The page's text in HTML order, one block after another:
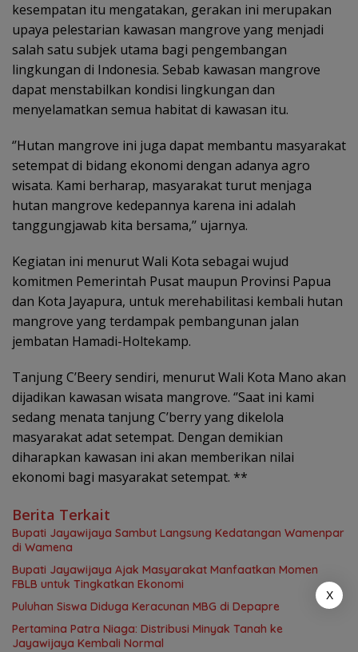
kesempatan itu mengatakan, gerakan ini merupakan
upaya pelestarian kawasan mangrove yang menjadi
salah satu subjek utama bagi pengembangan
lingkungan di Indonesia. Sebab kawasan mangrove
dapat menstabilkan kondisi lingkungan dan
menyelamatkan semua habitat di kawasan itu.
‘’Hutan mangrove ini juga dapat membantu masyarakat
setempat di bidang ekonomi dengan adanya agro
wisata. Kami berharap, masyarakat turut menjaga
hutan mangrove kedepannya karena ini adalah
tanggungjawab kita bersama,’’ ujarnya.
Kegiatan ini menurut Wali Kota sebagai wujud
komitmen Pemerintah Pusat maupun Provinsi Papua
dan Kota Jayapura, untuk merehabilitasi kembali hutan
mangrove yang terdampak pembangunan jalan
jembatan Hamadi-Holtekamp.
Tanjung C’Beery sendiri, menurut Wali Kota Mano akan
dijadikan kawasan wisata mangrove. ‘’Saat ini kami
sedang menata tanjung C’berry yang dikelola
masyarakat adat setempat. Dengan demikian
diharapkan kawasan ini akan memberikan nilai
ekonomi bagi masyarakat setempat. **
Berita Terkait
Bupati Jayawijaya Sambut Langsung Kedatangan Wamenpar
di Wamena
Bupati Jayawijaya Ajak Masyarakat Manfaatkan Momen
FBLB untuk Tingkatkan Ekonomi
Puluhan Siswa Diduga Keracunan MBG di Depapre
Pertamina Patra Niaga: Distribusi Minyak Tanah ke
Jayawijaya Kembali Normal
X